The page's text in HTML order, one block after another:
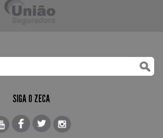
SIGA O ZECA